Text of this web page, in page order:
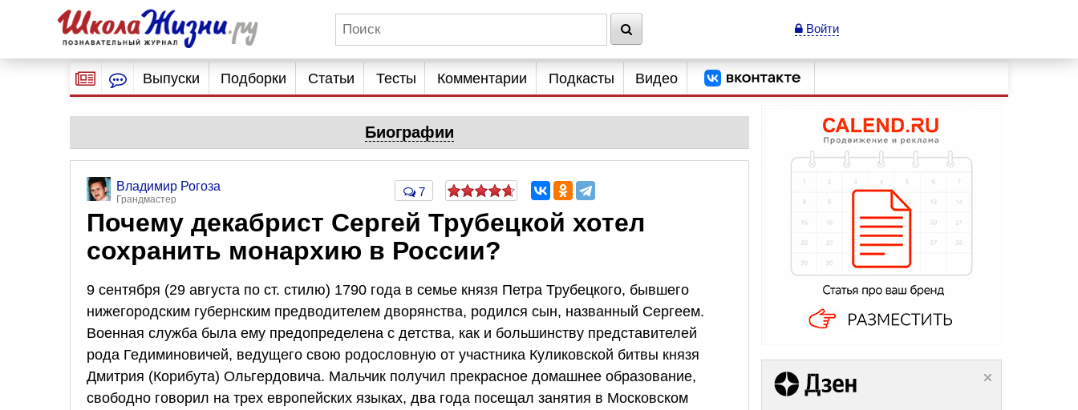
Войти
Выпуски Подборки Статьи Тесты Комментарии Подкасты Видео
Биографии
Владимир Рогоза
Грандмастер
7
Почему декабрист Сергей Трубецкой хотел
сохранить монархию в России?
9 сентября (29 августа по ст. стилю) 1790 года в семье князя Петра Трубецкого, бывшего
нижегородским губернским предводителем дворянства, родился сын, названный Сергеем.
Военная служба была ему предопределена с детства, как и большинству представителей
рода Гедиминовичей, ведущего свою родословную от участника Куликовской битвы князя
Дмитрия (Корибута) Ольгердовича. Мальчик получил прекрасное домашнее образование,
свободно говорил на трех европейских языках, два года посещал занятия в Московском